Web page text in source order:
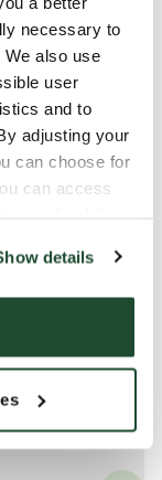
necessary to
We also use
user
and to
adjusting your
can choose for
can access
details
pieniä
toistensa